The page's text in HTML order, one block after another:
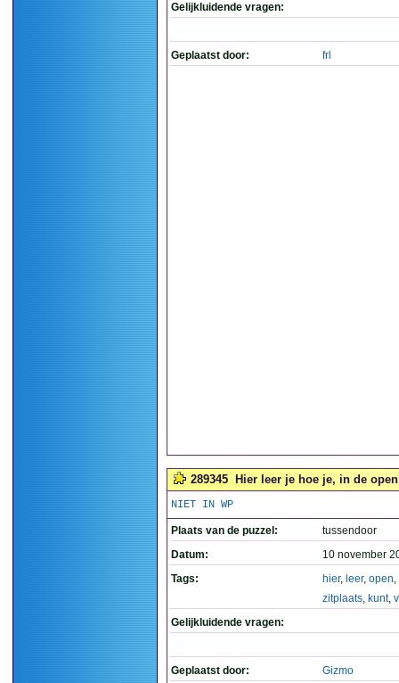
Gelijkluidende vragen:
Geplaatst door: frl
289345 Hier leer je hoe je, in de
NIET IN WP
Plaats van de puzzel:
tussendoor
Datum:
10 november
Tags:
hier, leer, open,
zitplaats, kunt,
Gelijkluidende vragen:
Geplaatst door: Gizmo